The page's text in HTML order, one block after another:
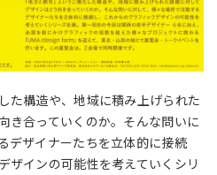
た構造や、地域に積み上げられた
き合っていくのか。そんな問いに
デザイナーたちを立体的に接続
ザインの可能性を考えていくシリ